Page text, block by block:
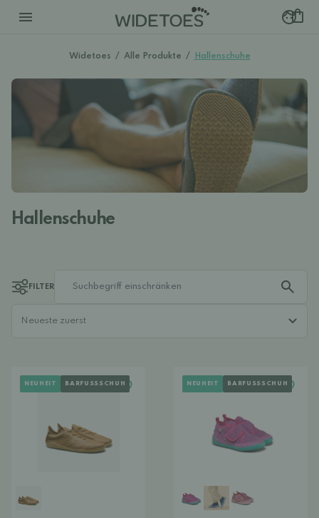
Widetoes / Alle Produkte / Hallenschuhe
Hallenschuhe
FILTER
NEUHEIT BARFUSSSCHUH NEUHEIT BARFUSSSCHUH